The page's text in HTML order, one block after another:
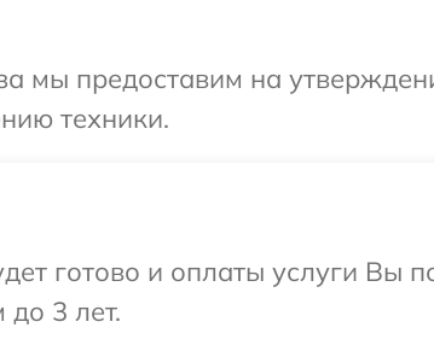
мы предоставим на
техники.
готово и оплаты услуги
до 3 лет.